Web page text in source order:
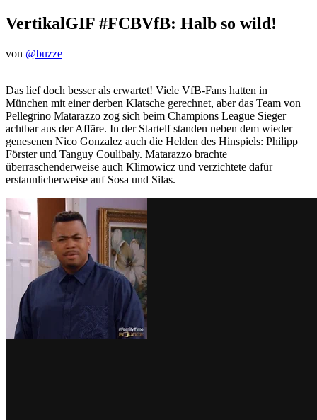
VertikalGIF #FCBVfB: Halb so wild!
von @buzze
Das lief doch besser als erwartet! Viele VfB-Fans hatten in
München mit einer derben Klatsche gerechnet, aber das Team von
Pellegrino Matarazzo zog sich beim Champions League Sieger
achtbar aus der Affäre. In der Startelf standen neben dem wieder
genesenen Nico Gonzalez auch die Helden des Hinspiels: Philipp
Förster und Tanguy Coulibaly. Matarazzo brachte
überraschenderweise auch Klimowicz und verzichtete dafür
erstaunlicherweise auf Sosa und Silas.